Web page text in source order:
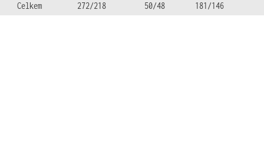
Celkem 272/218 50/48 181/146